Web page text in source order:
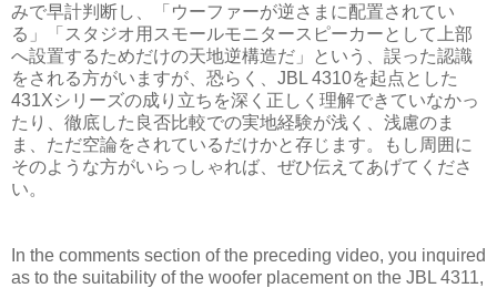
みで早計判断し、「ウーファーが逆さまに配置されてい
る」「スタジオ用スモールモニタースピーカーとして上部
へ設置するためだけの天地逆構造だ」という、誤った認識
をされる方がいますが、恐らく、JBL 4310を起点とした
431Xシリーズの成り立ちを深く正しく理解できていなかっ
たり、徹底した良否比較での実地経験が浅く、浅慮のま
ま、ただ空論をされているだけかと存じます。もし周囲に
そのような方がいらっしゃれば、ぜひ伝えてあげてくださ
い。
In the comments section of the preceding video, you inquired
as to the suitability of the woofer placement on the JBL 4311,